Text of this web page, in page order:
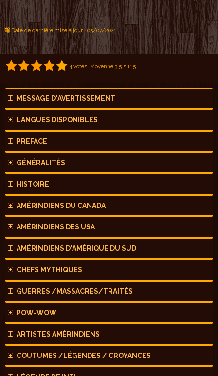
Date de dernière mise à jour : 05/07/2021
4 votes. Moyenne 3.5 sur 5.
MESSAGE D'AVERTISSEMENT
LANGUES DISPONIBLES
PREFACE
GÉNÉRALITÉS
HISTOIRE
AMÉRINDIENS DU CANADA
AMÉRINDIENS DES USA
AMÉRINDIENS D'AMÉRIQUE DU SUD
CHEFS MYTHIQUES
GUERRES /MASSACRES/TRAITÉS
POW-WOW
ARTISTES AMÉRINDIENS
COUTUMES /LÉGENDES / CROYANCES